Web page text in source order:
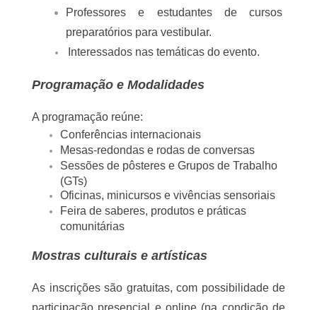
especialmente voltado a:
Docentes, discentes e técnicos da UNEB e
de outras universidades do Brasil e do
exterior.
graduação e pós-graduação.
Povos originários, quilombolas, ciganos e
comunidades tradicionais.
Artistas, ativistas, gestores públicos e
coletivos culturais.
Movimentos sociais e organizações
ambiente, direitos humanos e educação
Professores e estudantes da educação